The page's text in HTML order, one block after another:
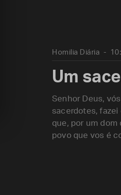
Homilia Diária
Um
Senhor Deus,
sacerdotes, fazei
que, por um dom
povo que vos é